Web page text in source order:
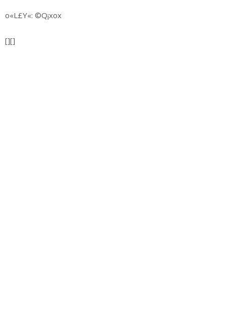
o«L£Y«: ©Q¡xox
[][]